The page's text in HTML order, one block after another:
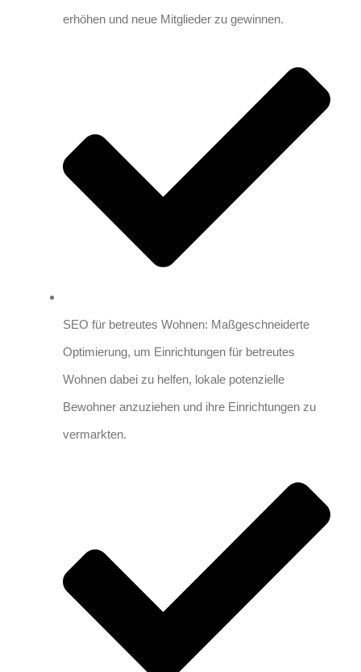
erhöhen und neue Mitglieder zu gewinnen.
SEO für betreutes Wohnen: Maßgeschneiderte
Optimierung, um Einrichtungen für betreutes
Wohnen dabei zu helfen, lokale potenzielle
Bewohner anzuziehen und ihre Einrichtungen zu
vermarkten.